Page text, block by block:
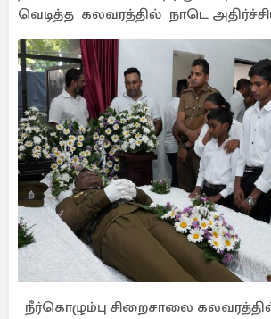
வெடித்த கலவரத்தில் நாடெ
நீர்கொழும்பு சிறைசாலை